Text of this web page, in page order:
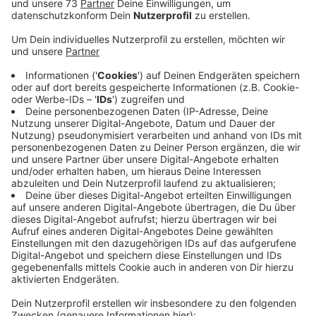
Repair-Café in Borken: Erfolgsbilanz nach
einem Jahr
Anzeige
Von 15 bis 18 Uhr ist am Freitag, den 4. Oktober 2024,
das Repair-Café in Borken geöffnet, im
Rotkreuzzentrum an der Röntgenstraße. In dem einen
Jahr seines Bestehens gingen dort nach Angaben des
DRK rund 800 Reparaturaufträge ein. Davon konnten
rund 70 Prozent erfolgreich erledigt werden. Entdecke
die Repair-Cafés im Westmünsterland. Ehrenamtliche
reparieren Elektroartikel und Gegenstände, sparen
Geld und schonen Ressourcen. Infos zum Repair-Café
in Borkenhier. Infos zum Repair Cafe' International -